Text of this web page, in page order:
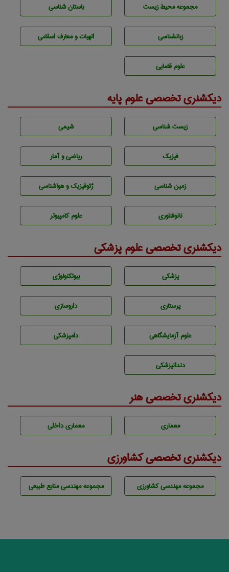
مجموعه محيط زيست باستان شناسی
زبانشناسی الهیات و معارف اسلامی
علوم قضایی
دیکشنری تخصصی علوم پایه
زيست شناسی شيمی
فیزیک ریاضی و آمار
زمين شناسی ژئوفيزيك و هواشناسی
نانوفناوری علوم کامپیوتر
دیکشنری تخصصی علوم پزشکی
پزشكی بيوتكنولوژی
پرستاری داروسازی
علوم آزمايشگاهی دامپزشكی
دندانپزشكی
دیکشنری تخصصی هنر
معماری معماری داخلی
دیکشنری تخصصی کشاورزی
مجموعه مهندسی كشاورزی مجموعه مهندسی منابع طبيعی